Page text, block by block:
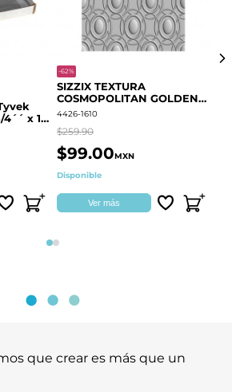
x 10
-62%
SIZZIX TEXTURA
COSMOPOLITAN GOLDEN
RINGS S.PARK 666700
4426-1610
$259.90
$99.00MXN
Disponible
Ver más
Página 1
Página 2
que crear es más que un